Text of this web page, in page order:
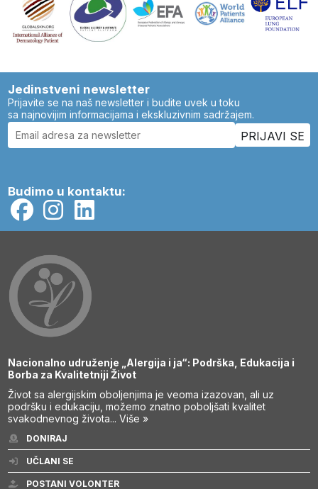
Jedinstveni newsletter
Prijavite se na naš newsletter i budite uvek u toku
sa najnovijim informacijama i ekskluzivnim sadržajem.
Budimo u kontaktu:
Nacionalno udruženje „Alergija i ja“: Podrška, Edukacija i
Borba za Kvalitetniji Život
Život sa alergijskim oboljenjima je veoma izazovan, ali uz
podršku i edukaciju, možemo znatno poboljšati kvalitet
svakodnevnog života...Više »
DONIRAJ
UČLANI SE
POSTANI VOLONTER